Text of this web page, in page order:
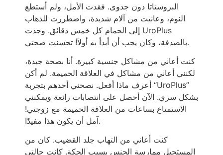
البروستاتا دون جدوى. فقدت الأمل، ولم أستطع
النوم، وعانيت من آلام شديدة، واضطررت للذهاب
إلى الحمام كل خمس دقائق. وجدت UroPlus
بالصدفة، وكان يجب أن أبدأ به أولاً! تحسنت صحتي.
كنت أعاني من مشاكل جنسية كبيرة. أنا بصحة جيدة،
لكنني أعاني من مشاكل في العلاقة الحميمة. لم أكن
أعرف ماذا أفعل. نصحني أحدهم بتجربة “UroPlus”
بشكل سري. الآن أحصل على انتصابات رائعة ويمكنني
الاستمتاع بساعات من العلاقة الحميمة مع زوجتي!
آمل أن يكون هذا مفيدًا.
كنت أعاني من التهاب جلد القضيب. كان من
المستحيل ممارسة الجنس بسبب الحكة. كانت حالتي